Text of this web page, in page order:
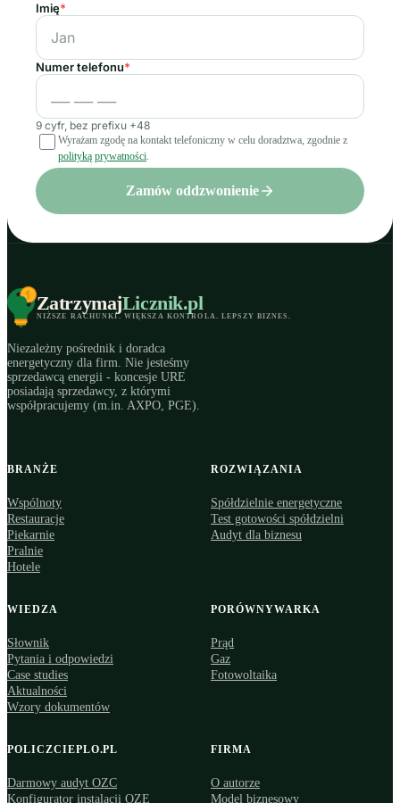
Imię*
Numer telefonu*
9 cyfr, bez prefixu +48
Wyrażam zgodę na kontakt telefoniczny w celu doradztwa, zgodnie z
polityką prywatności.
Zamów oddzwonienie
ZatrzymajLicznik.pl
NIŻSZE RACHUNKI. WIĘKSZA KONTROLA. LEPSZY BIZNES .
Niezależny pośrednik i doradca
energetyczny dla firm. Nie jesteśmy
sprzedawcą energii - koncesje URE
posiadają sprzedawcy, z którymi
współpracujemy (m.in. AXPO, PGE).
BRANŻE
Wspólnoty
Restauracje
Piekarnie
Pralnie
Hotele
ROZWIĄZANIA
Spółdzielnie energetyczne
Test gotowości spółdzielni
Audyt dla biznesu
WIEDZA
Słownik
Pytania i odpowiedzi
Case studies
Aktualności
Wzory dokumentów
PORÓWNYWARKA
Prąd
Gaz
Fotowoltaika
POLICZCIEPLO.PL
Darmowy audyt OZC
Konfigurator instalacji OZE
FIRMA
O autorze
Model biznesowy